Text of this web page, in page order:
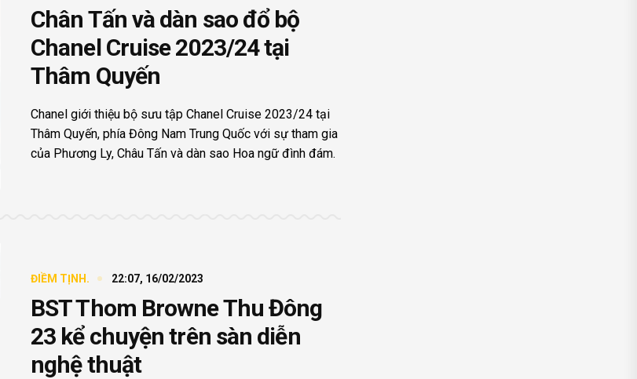
Chân Tấn và dàn sao đổ bộ
Chanel Cruise 2023/24 tại
Thâm Quyến
Chanel giới thiệu bộ sưu tập Chanel Cruise 2023/24 tại
Thâm Quyến, phía Đông Nam Trung Quốc với sự tham gia
của Phương Ly, Châu Tấn và dàn sao Hoa ngữ đình đám.
ĐIỀM TỊNH. 22:07, 16/02/2023
BST Thom Browne Thu Đông
23 kể chuyện trên sàn diễn
nghệ thuật